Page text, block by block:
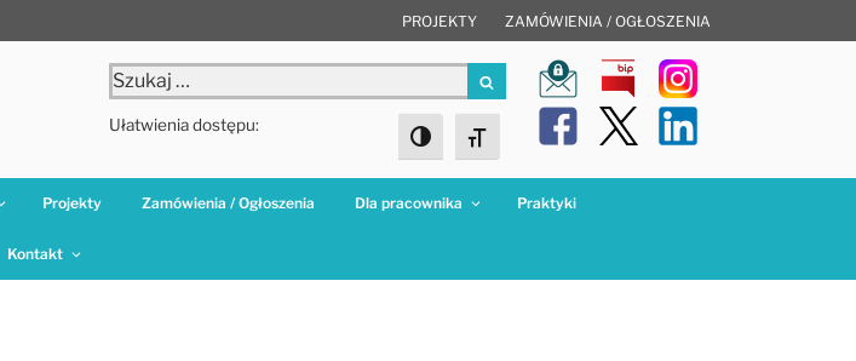
PROJEKTY ZAMÓWIENIA / OGŁOSZENIA
Szukaj:
Szukaj
Ułatwienia dostępu:
Toggle High Contrast
Toggle Font size
Projekty Zamówienia / Ogłoszenia Dla pracownika Praktyki
Kontakt